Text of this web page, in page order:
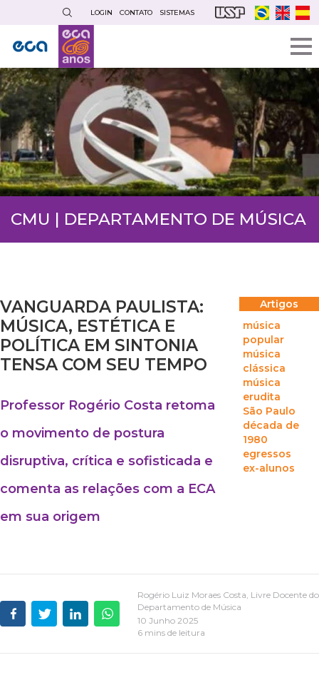
conteúdo
principal
LOGIN CONTATO SISTEMAS
CMU | DEPARTAMENTO DE MÚSICA
VANGUARDA PAULISTA:
MÚSICA, ESTÉTICA E
POLÍTICA EM SINTONIA
TENSA COM SEU TEMPO
Professor Rogério Costa retoma
o movimento de postura
disruptiva, crítica e sofisticada e
comenta as relações com a ECA
em sua origem
Artigos
música
popular
música
clássica
música
erudita
São Paulo
década de
1980
egressos
ex-alunos
Rogério Luiz Moraes Costa, Livre Docente do
Departamento de Música
10 Junho 2025
6 mins de leitura